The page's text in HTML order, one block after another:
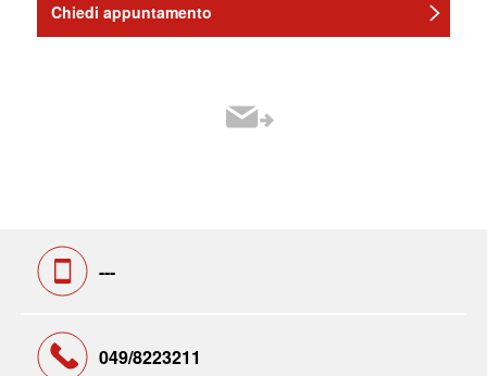
Chiedi appuntamento
---
049/8223211